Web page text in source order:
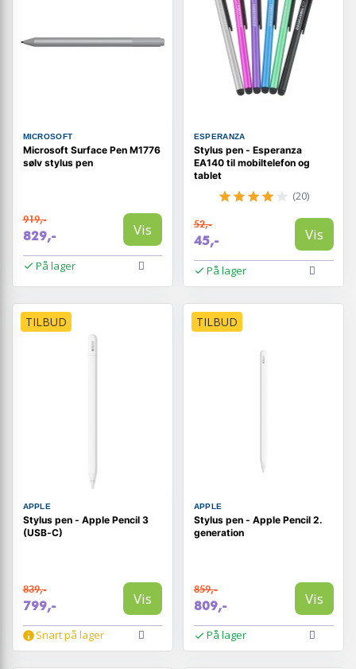
MICROSOFT
Microsoft Surface Pen M1776
sølv stylus pen
919,-
829,- Vis
På lager
ESPERANZA
Stylus pen - Esperanza
EA140 til mobiltelefon og
tablet
(20)
52,-
45,- Vis
På lager
TILBUD
APPLE
Stylus pen - Apple Pencil 3
(USB‑C)
839,-
799,- Vis
Snart på lager
TILBUD
APPLE
Stylus pen - Apple Pencil 2.
generation
859,-
809,- Vis
På lager